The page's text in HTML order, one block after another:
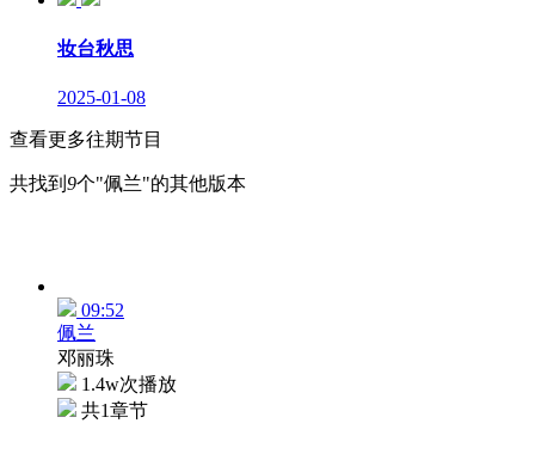
妆台秋思
2025-01-08
查看更多往期节目
共找到 9个"佩兰"的其他版本
09:52
佩兰
邓丽珠
1.4w次播放
共1章节